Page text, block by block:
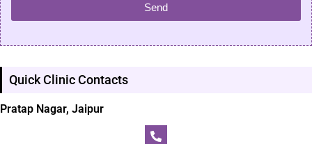
Send
Quick Clinic Contacts
Pratap Nagar, Jaipur